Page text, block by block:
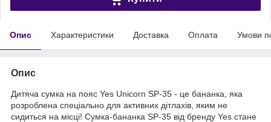
Опис Характеристики Доставка Оплата Умови
Опис
Дитяча сумка на пояс Yes Unicorn SP-35 - це бананка, яка
розроблена спеціально для активних дітлахів, яким не
сидиться на місці! Сумка-бананка SP-35 від бренду Yes стане